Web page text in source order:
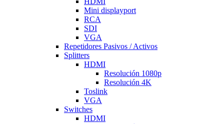
Mini displayport
RCA
SDI
VGA
Repetidores Pasivos / Activos
Splitters
HDMI
Resolución 1080p
Resolución 4K
Toslink
VGA
Switches
HDMI